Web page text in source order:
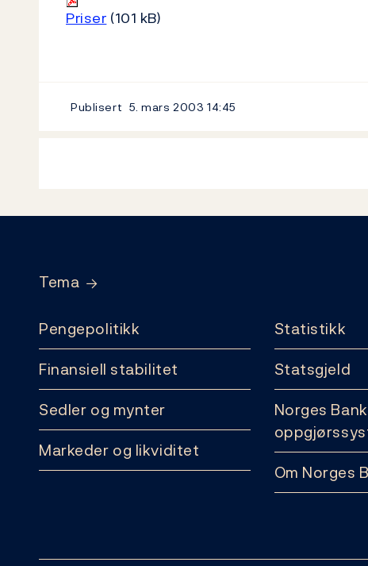
Priser (101 kB)
Publisert 5. mars 2003 14:45
Tema
Pengepolitikk
Finansiell stabilitet
Sedler og mynter
Markeder og likviditet
Statistikk
Statsgjeld
Norges
Om Norges